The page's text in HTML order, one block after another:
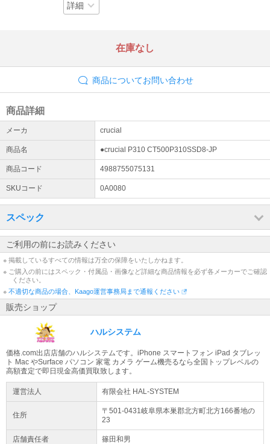
詳細
在庫なし
商品についてお問い合わせ
商品詳細
メーカ crucial
商品名 ●crucial P310 CT500P310SSD8-JP
商品コード 4988755075131
SKUコード 0A0080
スペック
ご利用の前にお読みください
※ 掲載しているすべての情報は万全の保障をいたしかねます。
※ ご購入の前にはスペック・付属品・画像など詳細な商品情報を必ず各メーカーでご確認
ください。
※ 不適切な商品の場合、Kaago運営事務局まで通報ください
販売ショップ
ハルシステム
価格.com出店店舗のハルシステムです。iPhone スマートフォン iPad タブレッ
ト Mac やSurface パソコン 家電 カメラ ゲーム機売るなら全国トップレベルの
高額査定で即日現金高価買取致します。
運営法人 有限会社 HAL-SYSTEM
住所 〒501-0431岐阜県本巣郡北方町北方166番地の
23
店舗責任者 篠田和男